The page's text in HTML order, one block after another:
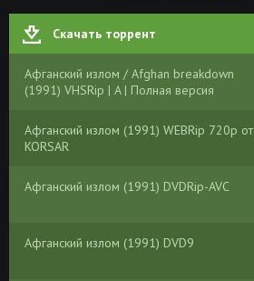
Скачать торрент
Афганский излом / Afghan breakdown
(1991) VHSRip | A | Полная версия
Афганский излом (1991) WEBRip 720p от
KORSAR
Афганский излом (1991) DVDRip-AVC
Афганский излом (1991) DVD9